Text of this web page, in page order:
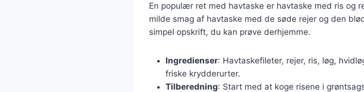
En populær ret med havtaske er havtaske med ris og
milde smag af havtaske med de søde rejer og den
simpel opskrift, du kan prøve derhjemme.
Ingredienser: Havtaskefileter, rejer, ris, løg,
friske krydderurter.
Tilberedning: Start med at koge risene i